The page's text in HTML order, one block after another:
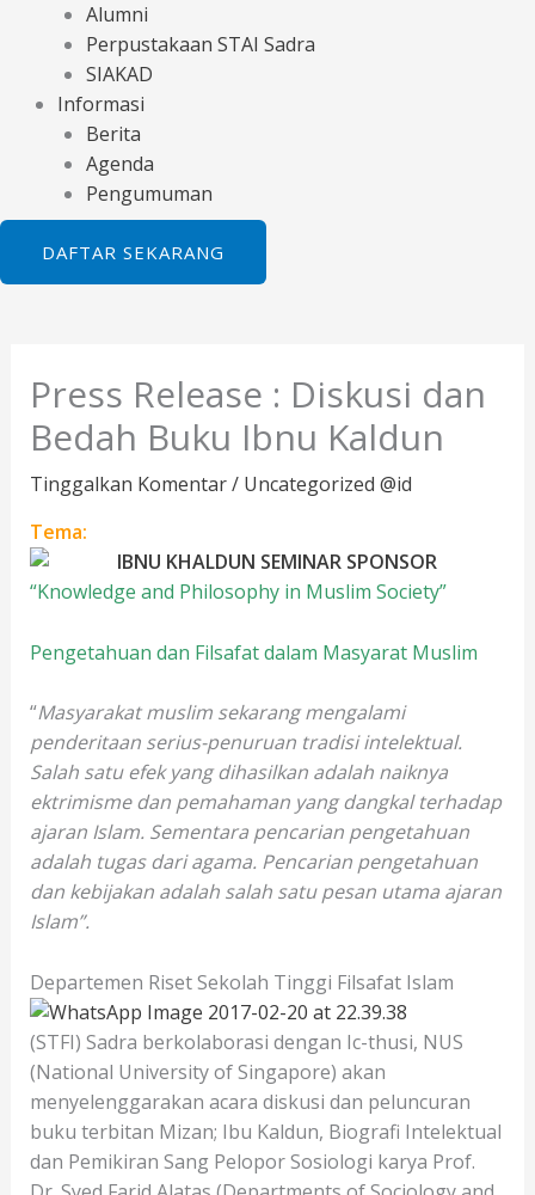
Alumni
Perpustakaan STAI Sadra
SIAKAD
Informasi
Berita
Agenda
Pengumuman
DAFTAR SEKARANG
Press Release : Diskusi dan
Bedah Buku Ibnu Kaldun
Tinggalkan Komentar/ Uncategorized @id
Tema:
“Knowledge and Philosophy in Muslim Society”
Pengetahuan dan Filsafat dalam Masyarat Muslim
“Masyarakat muslim sekarang mengalami
penderitaan serius-penuruan tradisi intelektual.
Salah satu efek yang dihasilkan adalah naiknya
ektrimisme dan pemahaman yang dangkal terhadap
ajaran Islam. Sementara pencarian pengetahuan
adalah tugas dari agama. Pencarian pengetahuan
dan kebijakan adalah salah satu pesan utama ajaran
Islam”.
Departemen Riset Sekolah Tinggi Filsafat Islam
(STFI) Sadra berkolaborasi dengan Ic-thusi, NUS
(National University of Singapore) akan
menyelenggarakan acara diskusi dan peluncuran
buku terbitan Mizan; Ibu Kaldun, Biografi Intelektual
dan Pemikiran Sang Pelopor Sosiologi karya Prof.